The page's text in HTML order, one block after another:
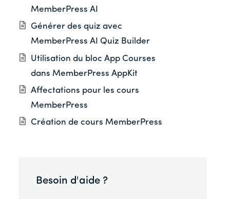
MemberPress AI
Générer des quiz avec
MemberPress AI Quiz Builder
Utilisation du bloc App Courses
dans MemberPress AppKit
Affectations pour les cours
MemberPress
Création de cours MemberPress
Besoin d'aide ?